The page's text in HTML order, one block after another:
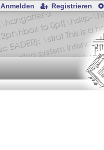
Anmelden Registrieren